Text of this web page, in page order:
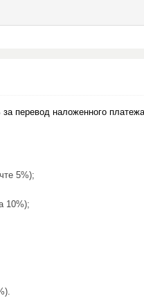
перевод наложенного
5%);
10%);